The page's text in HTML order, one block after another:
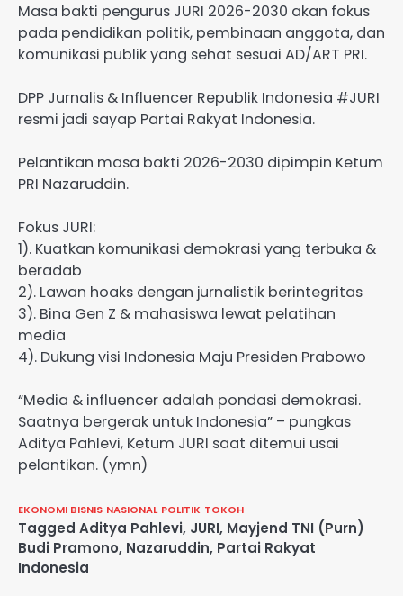
Masa bakti pengurus JURI 2026-2030 akan fokus
pada pendidikan politik, pembinaan anggota, dan
komunikasi publik yang sehat sesuai AD/ART PRI.
DPP Jurnalis & Influencer Republik Indonesia #JURI
resmi jadi sayap Partai Rakyat Indonesia.
Pelantikan masa bakti 2026-2030 dipimpin Ketum
PRI Nazaruddin.
Fokus JURI:
1). Kuatkan komunikasi demokrasi yang terbuka &
beradab
2). Lawan hoaks dengan jurnalistik berintegritas
3). Bina Gen Z & mahasiswa lewat pelatihan
media
4). Dukung visi Indonesia Maju Presiden Prabowo
“Media & influencer adalah pondasi demokrasi.
Saatnya bergerak untuk Indonesia” – pungkas
Aditya Pahlevi, Ketum JURI saat ditemui usai
pelantikan. (ymn)
EKONOMI BISNIS NASIONAL POLITIK TOKOH
Tagged Aditya Pahlevi, JURI, Mayjend TNI (Purn)
Budi Pramono, Nazaruddin, Partai Rakyat
Indonesia